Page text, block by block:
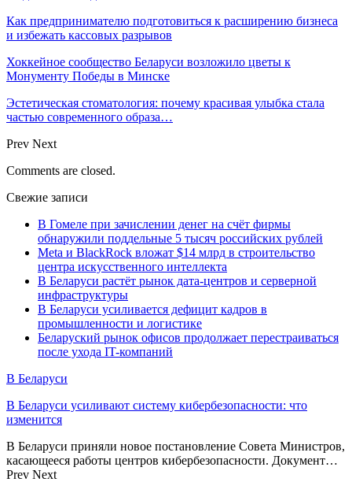
Как предпринимателю подготовиться к расширению бизнеса
и избежать кассовых разрывов
Хоккейное сообщество Беларуси возложило цветы к
Монументу Победы в Минске
Эстетическая стоматология: почему красивая улыбка стала
частью современного образа…
Prev Next
Comments are closed.
Свежие записи
В Гомеле при зачислении денег на счёт фирмы
обнаружили поддельные 5 тысяч российских рублей
Meta и BlackRock вложат $14 млрд в строительство
центра искусственного интеллекта
В Беларуси растёт рынок дата-центров и серверной
инфраструктуры
В Беларуси усиливается дефицит кадров в
промышленности и логистике
Беларуский рынок офисов продолжает перестраиваться
после ухода IT-компаний
В Беларуси
В Беларуси усиливают систему кибербезопасности: что
изменится
В Беларуси приняли новое постановление Совета Министров,
касающееся работы центров кибербезопасности. Документ…
Prev Next